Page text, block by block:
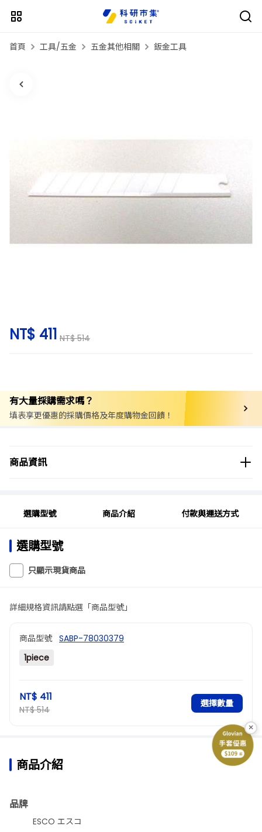
首頁 工具/五金 五金其他相關 鈑金工具
NT$ 411 NT$ 514
有大量採購需求嗎？
填表享更優惠的採購價格及年度購物金回饋！
商品資訊
商品分類
選購型號 商品介紹 付款與運送方式
選購型號
只顯示現貨商品
詳細規格資訊請點選「商品型號」
商品型號 SABP-78030379
1piece
NT$ 411
NT$ 514
選擇數量
商品介紹
品牌
ESCO エスコ
×